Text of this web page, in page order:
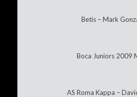
Betis – Mark
Boca Juniors 2009
AS Roma Kappa –